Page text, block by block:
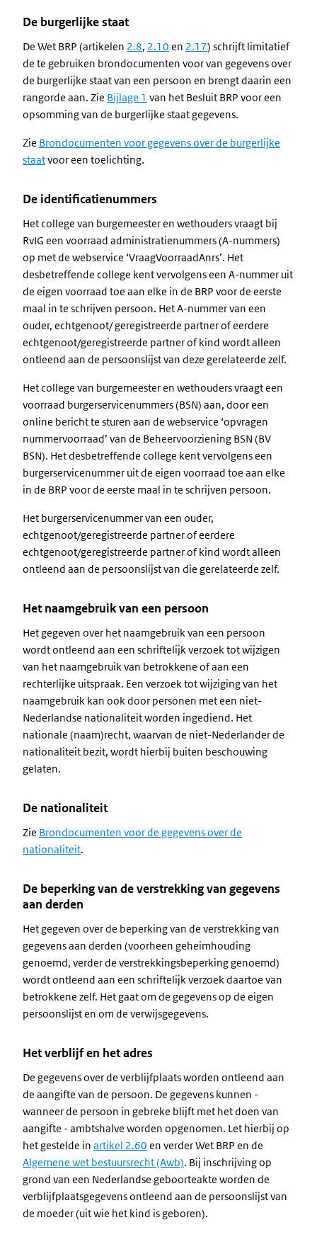
De burgerlijke staat
De Wet BRP (artikelen 2.8, 2.10 en 2.17) schrijft limitatief
de te gebruiken brondocumenten voor van gegevens over
de burgerlijke staat van een persoon en brengt daarin een
rangorde aan. Zie Bijlage 1 van het Besluit BRP voor een
opsomming van de burgerlijke staat gegevens.
Zie Brondocumenten voor gegevens over de burgerlijke
staatvoor een toelichting.
De identificatienummers
Het college van burgemeester en wethouders vraagt bij
RvIG een voorraad administratienummers (A-nummers)
op met de webservice ‘VraagVoorraadAnrs’. Het
desbetreffende college kent vervolgens een A-nummer uit
de eigen voorraad toe aan elke in de BRP voor de eerste
maal in te schrijven persoon. Het A-nummer van een
ouder, echtgenoot/ geregistreerde partner of eerdere
echtgenoot/geregistreerde partner of kind wordt alleen
ontleend aan de persoonslijst van deze gerelateerde zelf.
Het college van burgemeester en wethouders vraagt een
voorraad burgerservicenummers (BSN) aan, door een
online bericht te sturen aan de webservice ‘opvragen
nummervoorraad’ van de Beheervoorziening BSN (BV
BSN). Het desbetreffende college kent vervolgens een
burgerservicenummer uit de eigen voorraad toe aan elke
in de BRP voor de eerste maal in te schrijven persoon.
Het burgerservicenummer van een ouder,
echtgenoot/geregistreerde partner of eerdere
echtgenoot/geregistreerde partner of kind wordt alleen
ontleend aan de persoonslijst van die gerelateerde zelf.
Het naamgebruik van een persoon
Het gegeven over het naamgebruik van een persoon
wordt ontleend aan een schriftelijk verzoek tot wijzigen
van het naamgebruik van betrokkene of aan een
rechterlijke uitspraak. Een verzoek tot wijziging van het
naamgebruik kan ook door personen met een niet-
Nederlandse nationaliteit worden ingediend. Het
nationale (naam)recht, waarvan de niet-Nederlander de
nationaliteit bezit, wordt hierbij buiten beschouwing
gelaten.
De nationaliteit
Zie Brondocumenten voor de gegevens over de
nationaliteit.
De beperking van de verstrekking van gegevens
aan derden
Het gegeven over de beperking van de verstrekking van
gegevens aan derden (voorheen geheimhouding
genoemd, verder de verstrekkingsbeperking genoemd)
wordt ontleend aan een schriftelijk verzoek daartoe van
betrokkene zelf. Het gaat om de gegevens op de eigen
persoonslijst en om de verwijsgegevens.
Het verblijf en het adres
De gegevens over de verblijfplaats worden ontleend aan
de aangifte van de persoon. De gegevens kunnen -
wanneer de persoon in gebreke blijft met het doen van
aangifte - ambtshalve worden opgenomen. Let hierbij op
het gestelde in artikel 2.60 en verder Wet BRP en de
Algemene wet bestuursrecht (Awb). Bij inschrijving op
grond van een Nederlandse geboorteakte worden de
verblijfplaatsgegevens ontleend aan de persoonslijst van
de moeder (uit wie het kind is geboren).